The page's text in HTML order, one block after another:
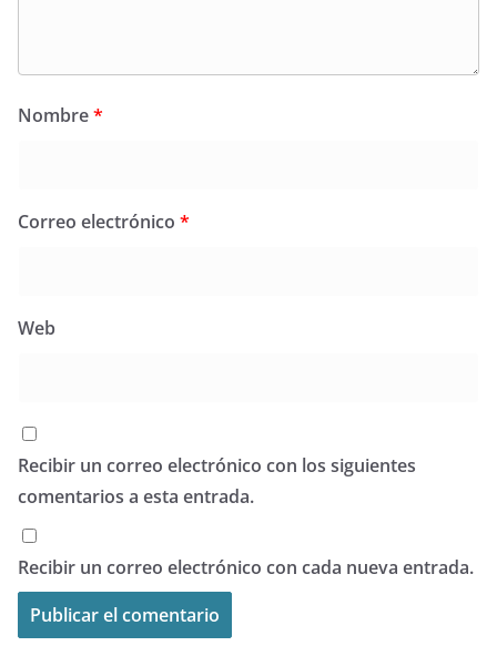
Nombre*
Correo electrónico *
Web
Recibir un correo electrónico con los siguientes
comentarios a esta entrada.
Recibir un correo electrónico con cada nueva entrada.